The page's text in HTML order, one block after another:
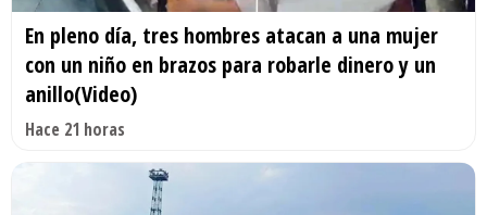
En pleno día, tres hombres atacan a una mujer
con un niño en brazos para robarle dinero y un
anillo(Video)
Hace 21 horas